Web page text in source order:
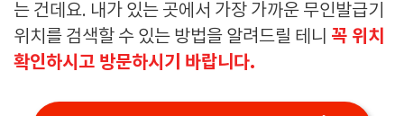
는 건데요. 내가 있는 곳에서 가장 가까운 무인발급기
위치를 검색할 수 있는 방법을 알려드릴 테니 꼭 위치
확인하시고 방문하시기 바랍니다.